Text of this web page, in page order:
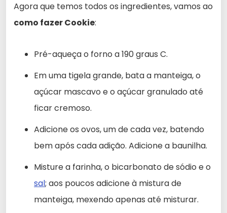
Agora que temos todos os ingredientes, vamos ao
como fazer Cookie:
Pré-aqueça o forno a 190 graus C.
Em uma tigela grande, bata a manteiga, o
açúcar mascavo e o açúcar granulado até
ficar cremoso.
Adicione os ovos, um de cada vez, batendo
bem após cada adição. Adicione a baunilha.
Misture a farinha, o bicarbonato de sódio e o
sal; aos poucos adicione à mistura de
manteiga, mexendo apenas até misturar.